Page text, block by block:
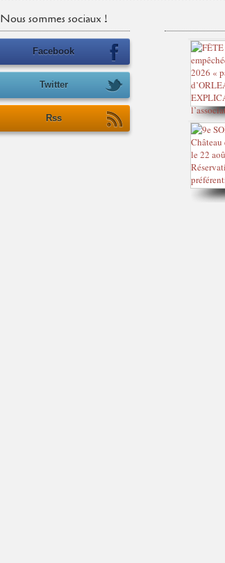
Nous sommes sociaux !
Facebook
Twitter
Rss